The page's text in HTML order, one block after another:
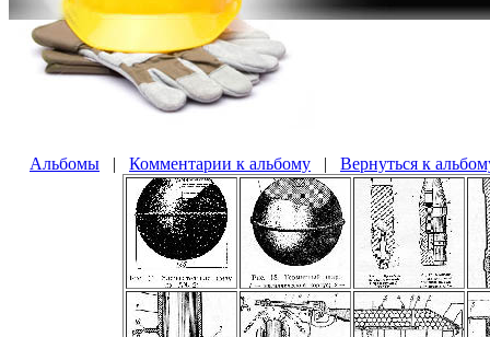
Альбомы | Комментарии к альбому | Вернуться к